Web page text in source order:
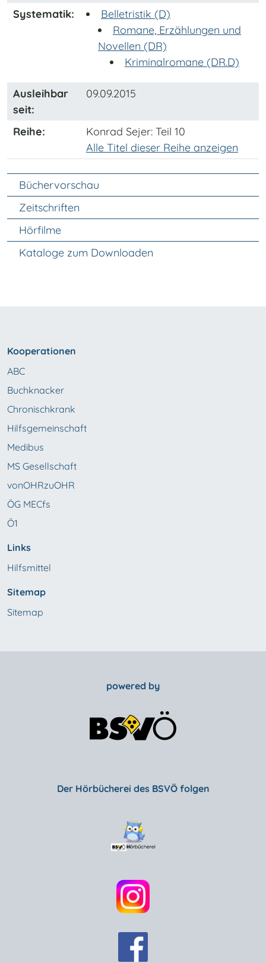
Systematik:
Belletristik (D)
Romane, Erzählungen und
Novellen (DR)
Kriminalromane (DR.D)
Ausleihbar
seit:
09.09.2015
Reihe: Konrad Sejer: Teil 10
Alle Titel dieser Reihe anzeigen
Unter Navigation
Büchervorschau
Zeitschriften
Hörfilme
Kataloge zum Downloaden
Kooperationen
ABC
Buchknacker
Chronischkrank
Hilfsgemeinschaft
Medibus
MS Gesellschaft
vonOHRzuOHR
ÖG MECfs
Ö1
Links
Hilfsmittel
Sitemap
Sitemap
powered by
Der Hörbücherei des BSVÖ folgen